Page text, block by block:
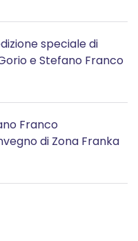
speciale di
e Stefano Franco
Franco
di Zona Franka